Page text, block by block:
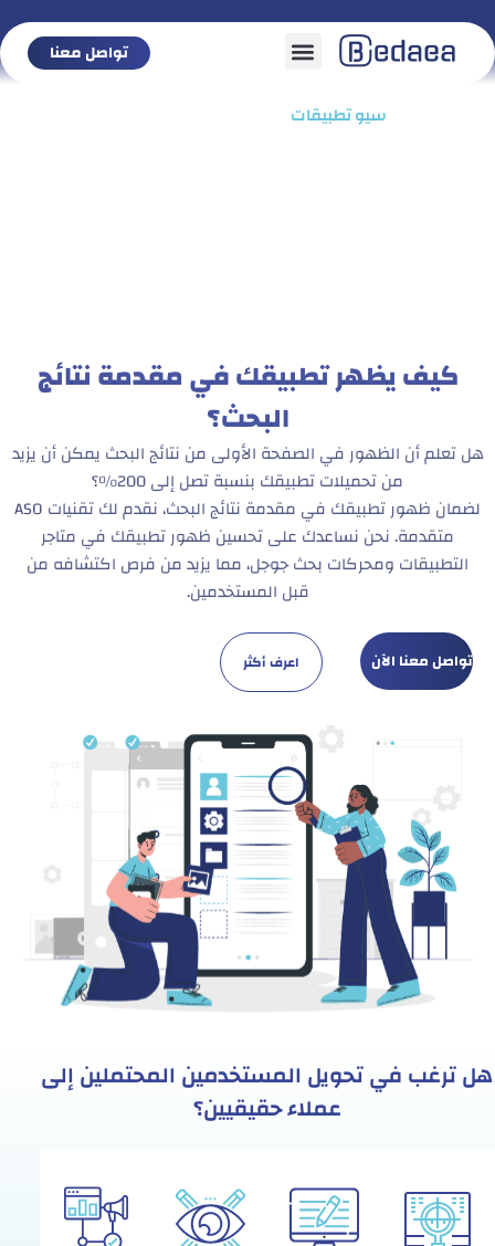
تواصل معنا
سيو تطبيقات ​
كيف يظهر تطبيقك في مقدمة نتائج
البحث؟
هل تعلم أن الظهور في الصفحة الأولى من نتائج البحث يمكن أن يزيد
من تحميلات تطبيقك بنسبة تصل إلى 200%؟
لضمان ظهور تطبيقك في مقدمة نتائج البحث، نقدم لك تقنيات ASO
متقدمة. نحن نساعدك على تحسين ظهور تطبيقك في متاجر
التطبيقات ومحركات بحث جوجل، مما يزيد من فرص اكتشافه من
قبل المستخدمين.
تواصل معنا الآن اعرف أكثر
هل ترغب في تحويل المستخدمين المحتملين إلى
عملاء حقيقيين؟